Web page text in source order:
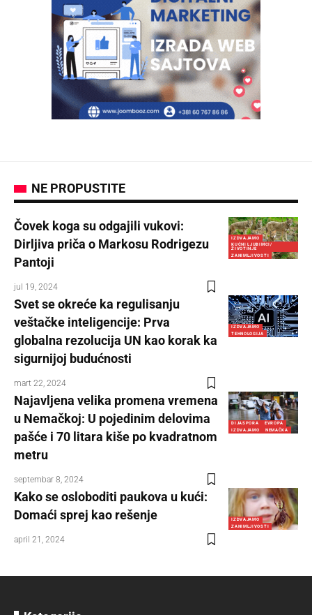
NE PROPUSTITE
IZDVAJAMO
KUĆNI LJUBIMCI/
ŽIVOTINJE
ZANIMLJIVOSTI
Čovek koga su odgajili vukovi:
Dirljiva priča o Markosu Rodrigezu
Pantoji
jul 19, 2024
IZDVAJAMO
TEHNOLOGIJA
Svet se okreće ka regulisanju
veštačke inteligencije: Prva
globalna rezolucija UN kao korak ka
sigurnijoj budućnosti
mart 22, 2024
DIJASPORA
EVROPA
IZDVAJAMO
NEMAČKA
Najavljena velika promena vremena
u Nemačkoj: U pojedinim delovima
pašće i 70 litara kiše po kvadratnom
metru
septembar 8, 2024
IZDVAJAMO
ZANIMLJIVOSTI
Kako se osloboditi paukova u kući:
Domaći sprej kao rešenje
april 21, 2024